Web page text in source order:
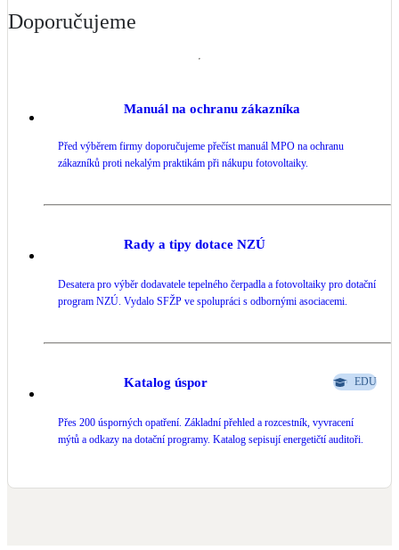
Šedá i černá odpadní voda
LED osvětlení
Vnitřní i venkovní
Akumulace dešťovky
Zelená střecha NEW
Vegetační střechy
Malé i velké turbíny
Doporučujeme
Manuál na ochranu zákazníka
Před výběrem firmy doporučujeme přečíst manuál MPO na ochranu
zákazníků proti nekalým praktikám při nákupu fotovoltaiky.
Rady a tipy dotace NZÚ
Desatera pro výběr dodavatele tepelného čerpadla a fotovoltaiky pro dotační
program NZÚ. Vydalo SFŽP ve spolupráci s odbornými asociacemi.
Katalog úspor EDU
Přes 200 úsporných opatření. Základní přehled a rozcestník, vyvracení
mýtů a odkazy na dotační programy. Katalog sepisují energetičtí auditoři.